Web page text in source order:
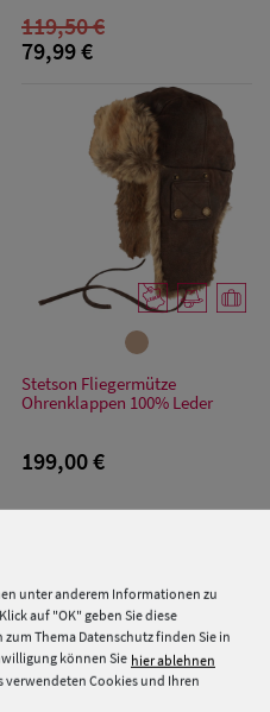
119,50 €
79,99 €
Stetson Fliegermütze
Ohrenklappen 100% Leder
199,00 €
unter anderem Informationen zu
auf "OK" geben Sie diese
Thema Datenschutz finden Sie in
können Sie hier ablehnen
Cookies und Ihren